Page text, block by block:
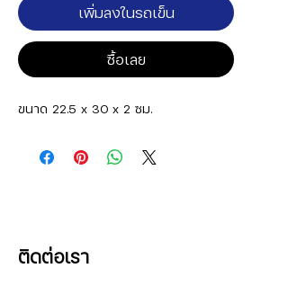
เพิ่มลงในรถเข็น
ซื้อเลย
ขนาด 22.5 x 30 x 2 ซม.
ติดต่อเรา